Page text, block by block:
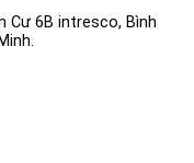
Cư 6B intresco, Bình